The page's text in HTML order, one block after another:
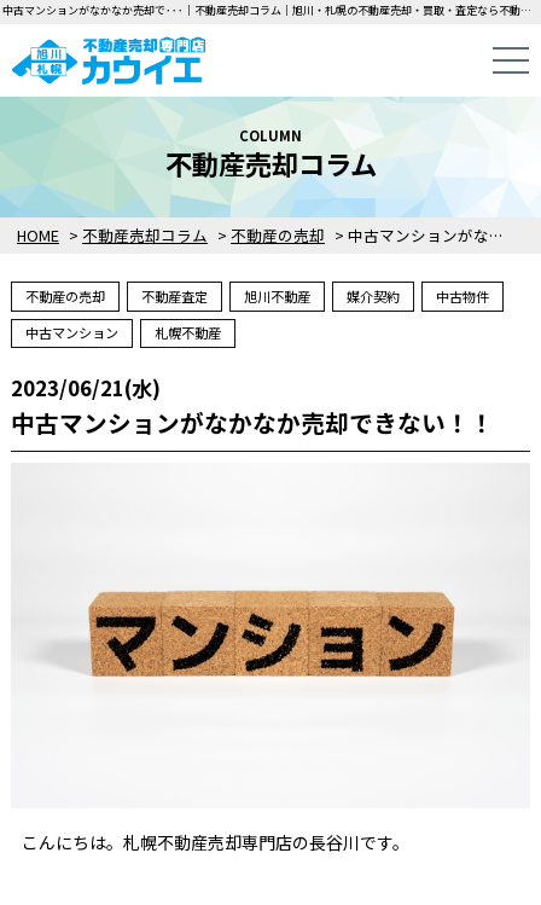
中古マンションがなかなか売却で･･･｜不動産売却コラム｜旭川・札幌の不動産売却・買取・査定なら不動産売却専門店カウイエにお任せください！中古一戸建て・マンション・土地の即日無料査定・即金買取を行っています！
HOME > 不動産売却コラム > 不動産の売却 > 中古マンションがなかなか売却できない！！
COLUMN
不動産売却コラム
不動産の売却 不動産査定 旭川不動産 媒介契約
中古物件
中古マンション
札幌不動産
2023/06/21(水)
中古マンションがなかなか売却できない！！
こんにちは。札幌不動産売却専門店の長谷川です。